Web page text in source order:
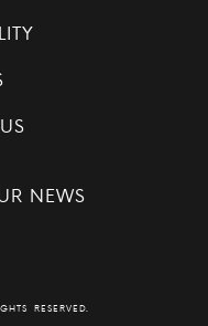
NEWS
RESERVED.